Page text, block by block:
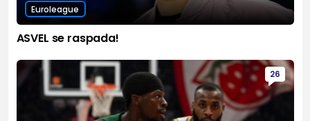
Euroleague
ASVEL se raspada!
26